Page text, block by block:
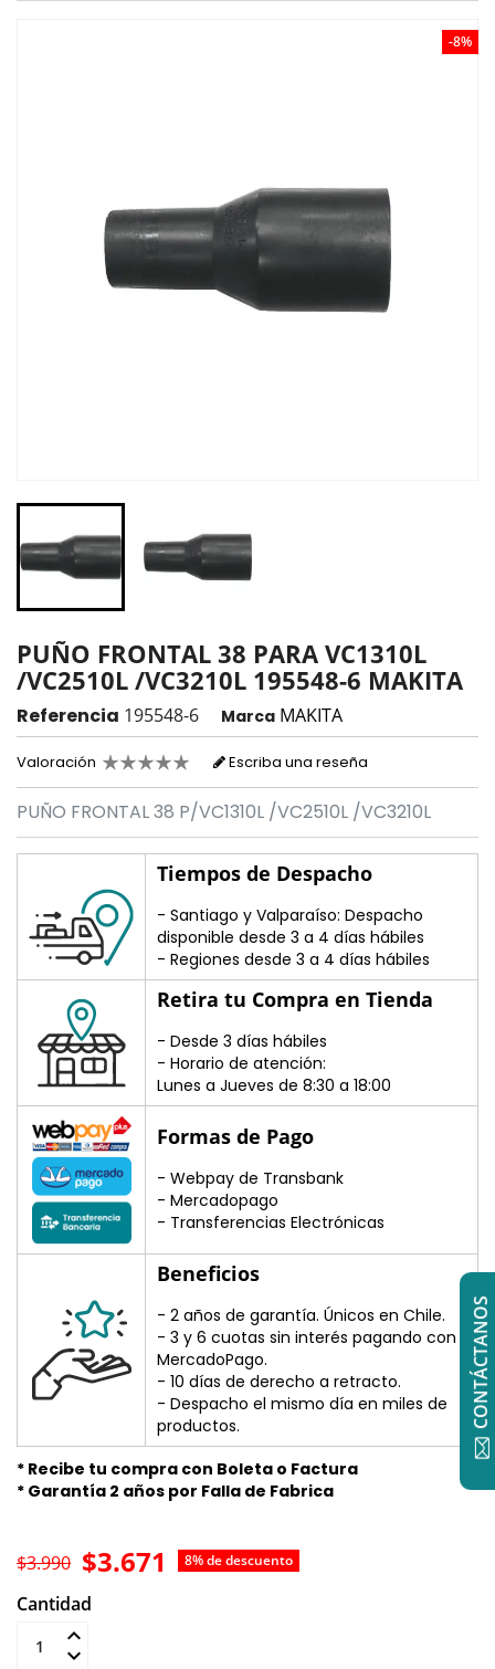
-8%
PUÑO FRONTAL 38 PARA VC1310L
/VC2510L /VC3210L 195548-6 MAKITA
Referencia 195548-6 Marca MAKITA
Valoración Escriba una reseña
PUÑO FRONTAL 38 P/VC1310L /VC2510L /VC3210L
Tiempos de Despacho
- Santiago y Valparaíso: Despacho
disponible desde 3 a 4 días hábiles
- Regiones desde 3 a 4 días hábiles
Retira tu Compra en Tienda
- Desde 3 días hábiles
- Horario de atención:
Lunes a Jueves de 8:30 a 18:00
Formas de Pago
- Webpay de Transbank
- Mercadopago
- Transferencias Electrónicas
Beneficios
- 2 años de garantía. Únicos en Chile.
- 3 y 6 cuotas sin interés pagando con
MercadoPago.
- 10 días de derecho a retracto.
- Despacho el mismo día en miles de
productos.
* Recibe tu compra con Boleta o Factura
* Garantía 2 años por Falla de Fabrica
$3.671 8% de descuento
$3.990
Cantidad
CONTÁCTANOS